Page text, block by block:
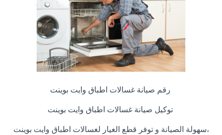
رقم صيانة غسالات اطباق وايت بوينت
توكيل صيانة غسالات اطباق وايت بوينت
،سهولة الصيانة و توفر قطع الغيار لغسالات اطباق وايت بوينت